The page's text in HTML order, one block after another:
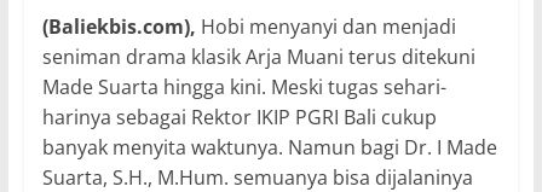
(Baliekbis.com), Hobi menyanyi dan menjadi
seniman drama klasik Arja Muani terus ditekuni
Made Suarta hingga kini. Meski tugas sehari-
harinya sebagai Rektor IKIP PGRI Bali cukup
banyak menyita waktunya. Namun bagi Dr. I Made
Suarta, S.H., M.Hum. semuanya bisa dijalaninya